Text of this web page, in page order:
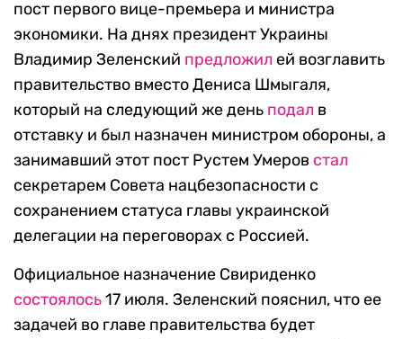
пост первого вице-премьера и министра
экономики. На днях президент Украины
Владимир Зеленский предложил ей возглавить
правительство вместо Дениса Шмыгаля,
который на следующий же день подал в
отставку и был назначен министром обороны, а
занимавший этот пост Рустем Умеров стал
секретарем Совета нацбезопасности с
сохранением статуса главы украинской
делегации на переговорах с Россией.
Официальное назначение Свириденко
состоялось17 июля. Зеленский пояснил, что ее
задачей во главе правительства будет